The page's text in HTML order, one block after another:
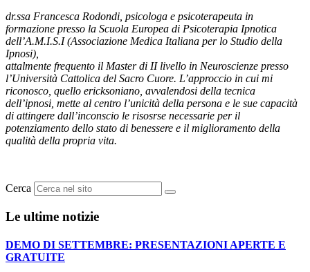
dr.ssa Francesca Rodondi, psicologa e psicoterapeuta in
formazione presso la Scuola Europea di Psicoterapia Ipnotica
dell’A.M.I.S.I (Associazione Medica Italiana per lo Studio della
Ipnosi),
attalmente frequento il Master di II livello in Neuroscienze presso
l’Università Cattolica del Sacro Cuore. L’approccio in cui mi
riconosco, quello ericksoniano, avvalendosi della tecnica
dell’ipnosi, mette al centro l’unicità della persona e le sue capacità
di attingere dall’inconscio le risosrse necessarie per il
potenziamento dello stato di benessere e il miglioramento della
qualità della propria vita.
Cerca
Le ultime notizie
DEMO DI SETTEMBRE: PRESENTAZIONI APERTE E
GRATUITE